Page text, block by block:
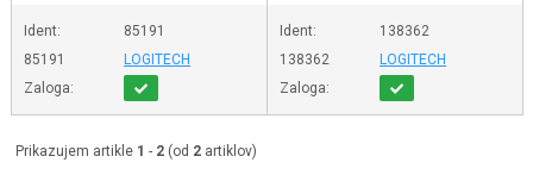
Ident:
85191
85191
LOGITECH
Zaloga:
Ident:
138362
138362
LOGITECH
Zaloga:
Prikazujem artikle 1 - 2 (od 2 artiklov)